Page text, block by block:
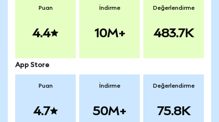
Puan
4.4
İndirme
10M+
Değerlendirme
483.7K
App Store
Puan
4.7
İndirme
50M+
Değerlendirme
75.8K